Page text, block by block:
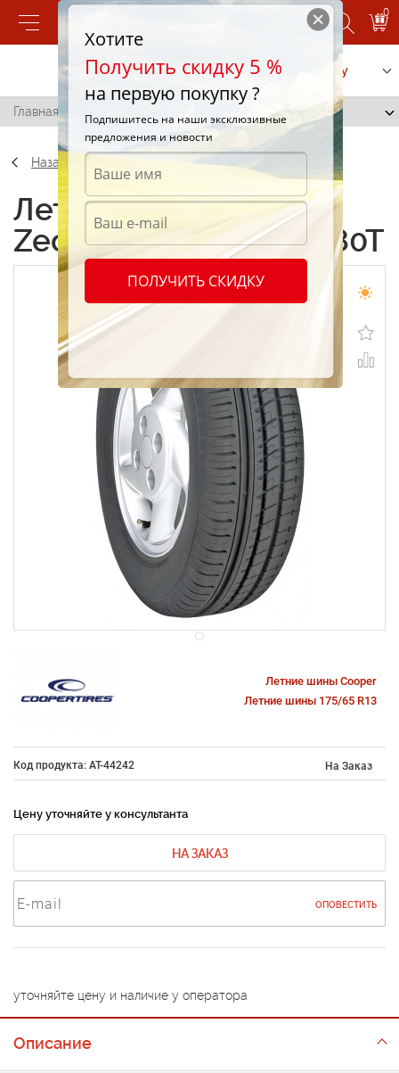
0
Позвонить Заказать услугу
Главная / Cooper Zeon CS2 175/65 R13 80T
Назад
Летние шины Cooper
Zeon CS2 175/65 R13 80T
Летние шины Cooper
Летние шины 175/65 R13
Код продукта: AT-44242 На Заказ
Цену уточняйте у консультанта
НА ЗАКАЗ
ОПОВЕСТИТЬ
уточняйте цену и наличие у оператора
Описание
Хотите
Получить скидку 5 %
на первую покупку ?
Подпишитесь на наши эксклюзивные
предложения и новости
ПОЛУЧИТЬ СКИДКУ